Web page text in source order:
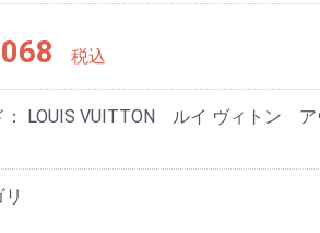
税込
LOUIS VUITTON ルイ ヴィトン ア